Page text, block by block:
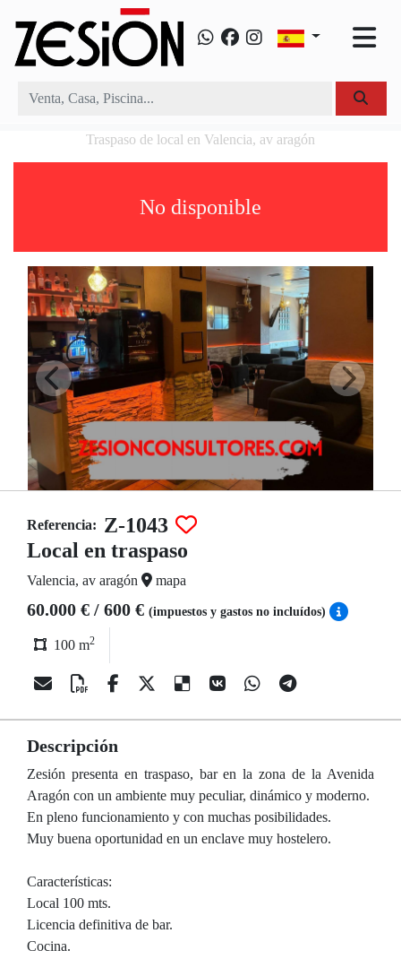
Traspaso de local en Valencia, av aragón
No disponible
Referencia: Z-1043
Local en traspaso
Valencia, av aragón mapa
60.000 € / 600 € (impuestos y gastos no incluídos)
100 m2
Descripción
Zesión presenta en traspaso, bar en la zona de la Avenida
Aragón con un ambiente muy peculiar, dinámico y moderno.
En pleno funcionamiento y con muchas posibilidades.
Muy buena oportunidad en un enclave muy hostelero.
Características:
Local 100 mts.
Licencia definitiva de bar.
Cocina.